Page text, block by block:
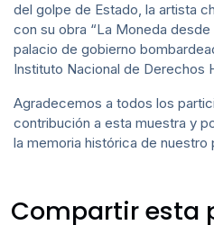
del golpe de Estado, la artista
con su obra “La Moneda desde
palacio de gobierno
Instituto Nacional de Derechos
Agradecemos a todos los
contribución a esta muestra y
la memoria histórica de nuestro
Compartir esta